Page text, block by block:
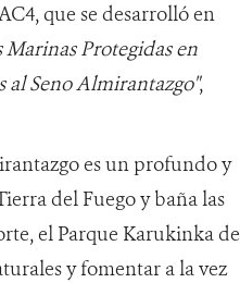
que se desarrolló en
Marinas Protegidas en
al Seno Almirantazgo",
es un profundo y
del Fuego y baña las
el Parque Karukinka de
y fomentar a la vez